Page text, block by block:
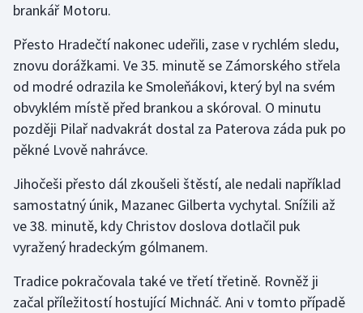
Sportovní střelba
Stolní tenis
Triatlon
Veslování
Vodní slalom
Volejbal
Ostatní
brankář Motoru.
Přesto Hradečtí nakonec udeřili, zase v rychlém sledu,
znovu dorážkami. Ve 35. minutě se Zámorského střela
od modré odrazila ke Smoleňákovi, který byl na svém
obvyklém místě před brankou a skóroval. O minutu
později Pilař nadvakrát dostal za Paterova záda puk po
pěkné Lvově nahrávce.
Jihočeši přesto dál zkoušeli štěstí, ale nedali například
samostatný únik, Mazanec Gilberta vychytal. Snížili až
ve 38. minutě, kdy Christov doslova dotlačil puk
vyražený hradeckým gólmanem.
Tradice pokračovala také ve třetí třetině. Rovněž ji
začal příležitostí hostující Michnáč. Ani v tomto případě